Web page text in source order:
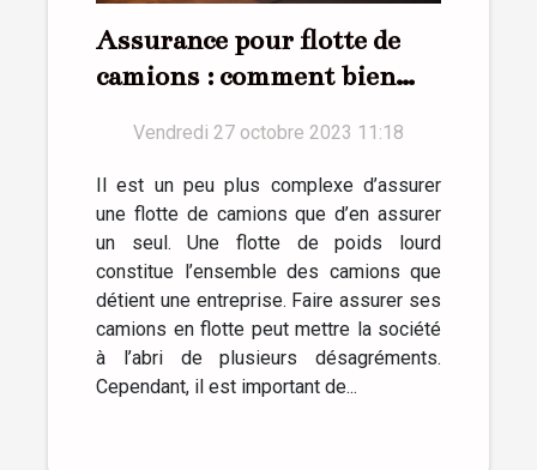
Assurance pour flotte de
camions : comment bien
Vendredi 27 octobre 2023 11:18
Il est un peu plus complexe d’assurer
une flotte de camions que d’en assurer
un seul. Une flotte de poids lourd
constitue l’ensemble des camions que
détient une entreprise. Faire assurer ses
camions en flotte peut mettre la société
à l’abri de plusieurs désagréments.
Cependant, il est important de...